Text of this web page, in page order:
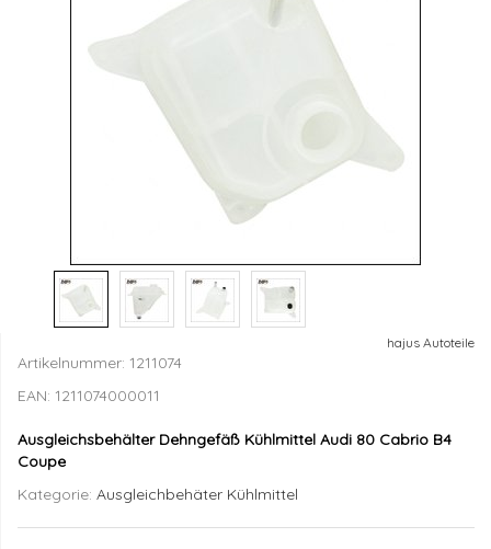
hajus Autoteile
Artikelnummer: 1211074
EAN: 1211074000011
Ausgleichsbehälter Dehngefäß Kühlmittel Audi 80 Cabrio B4
Coupe
Kategorie: Ausgleichbehäter Kühlmittel